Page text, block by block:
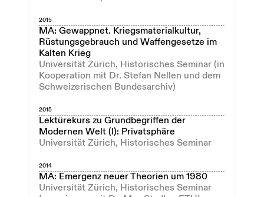
2015
MA: Gewappnet. Kriegsmaterialkultur,
Rüstungsgebrauch und Waffengesetze im
Kalten Krieg
Universität Zürich, Historisches Seminar (in
Kooperation mit Dr. Stefan Nellen und dem
Schweizerischen Bundesarchiv)
2015
Lektürekurs zu Grundbegriffen der
Modernen Welt (I): Privatsphäre
Universität Zürich, Historisches Seminar
2014
MA: Emergenz neuer Theorien um 1980
Universität Zürich, Historisches Seminar